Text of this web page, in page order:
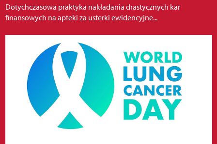
Dotychczasowa praktyka nakładania drastycznych kar
finansowych na apteki za usterki ewidencyjne...